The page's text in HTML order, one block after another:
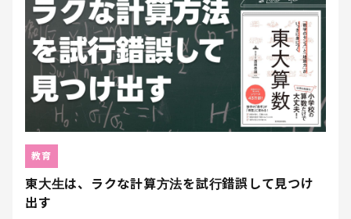
東大生は、ラクな計算方法を試行錯誤して見つけ
出す
教育